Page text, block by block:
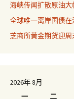
海峡传闻扩散原油
全球唯一离岸国债
芝商所黄金期货迎
2026年 8月
一
二